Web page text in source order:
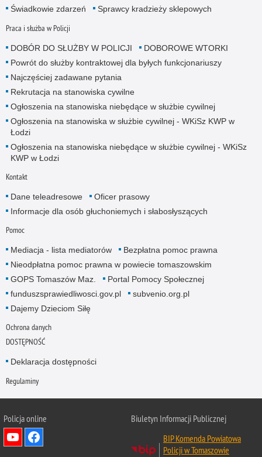
Świadkowie zdarzeń
Sprawcy kradzieży sklepowych
Praca i służba w Policji
DOBÓR DO SŁUŻBY W POLICJI
DOBOROWE WTORKI
Powrót do służby kontraktowej dla byłych funkcjonariuszy
Najczęściej zadawane pytania
Rekrutacja na stanowiska cywilne
Ogłoszenia na stanowiska niebędące w służbie cywilnej
Ogłoszenia na stanowiska w służbie cywilnej - WKiSz KWP w
Łodzi
Ogłoszenia na stanowiska niebędące w służbie cywilnej - WKiSz
KWP w Łodzi
Kontakt
Dane teleadresowe
Oficer prasowy
Informacje dla osób głuchoniemych i słabosłyszących
Pomoc
Mediacja - lista mediatorów
Bezpłatna pomoc prawna
Nieodpłatna pomoc prawna w powiecie tomaszowskim
GOPS Tomaszów Maz.
Portal Pomocy Społecznej
funduszsprawiedliwosci.gov.pl
subvenio.org.pl
Dajemy Dzieciom Siłę
Ochrona danych
DOSTĘPNOŚĆ
Deklaracja dostępności
Regulaminy
Policja online
Biuletyn Informacji Publicznej
BIP Komenda Powiatowa
Policji w Tomaszowie